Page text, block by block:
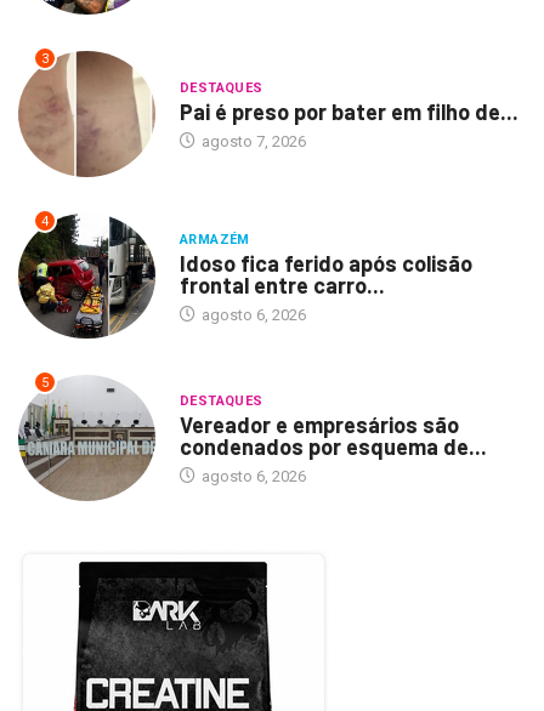
3
DESTAQUES
Pai é preso por bater em filho de...
agosto 7, 2026
4
ARMAZÉM
Idoso fica ferido após colisão
frontal entre carro...
agosto 6, 2026
5
DESTAQUES
Vereador e empresários são
condenados por esquema de...
agosto 6, 2026